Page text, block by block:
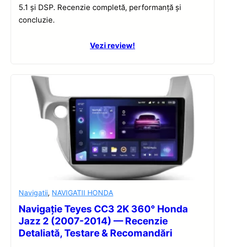
5.1 și DSP. Recenzie completă, performanță și
concluzie.
Vezi review!
Navigatii, NAVIGATII HONDA
Navigație Teyes CC3 2K 360° Honda
Jazz 2 (2007-2014) — Recenzie
Detaliată, Testare & Recomandări